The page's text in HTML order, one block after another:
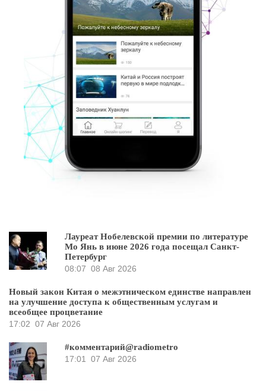
Лауреат Нобелевской премии по литературе
Мо Янь в июне 2026 года посещал Санкт-
Петербург
08:07 08 Авг 2026
Новый закон Китая о межэтническом единстве направлен
на улучшение доступа к общественным услугам и
всеобщее процветание
17:02 07 Авг 2026
#комментарий@radiometro
17:01
07 Авг 2026